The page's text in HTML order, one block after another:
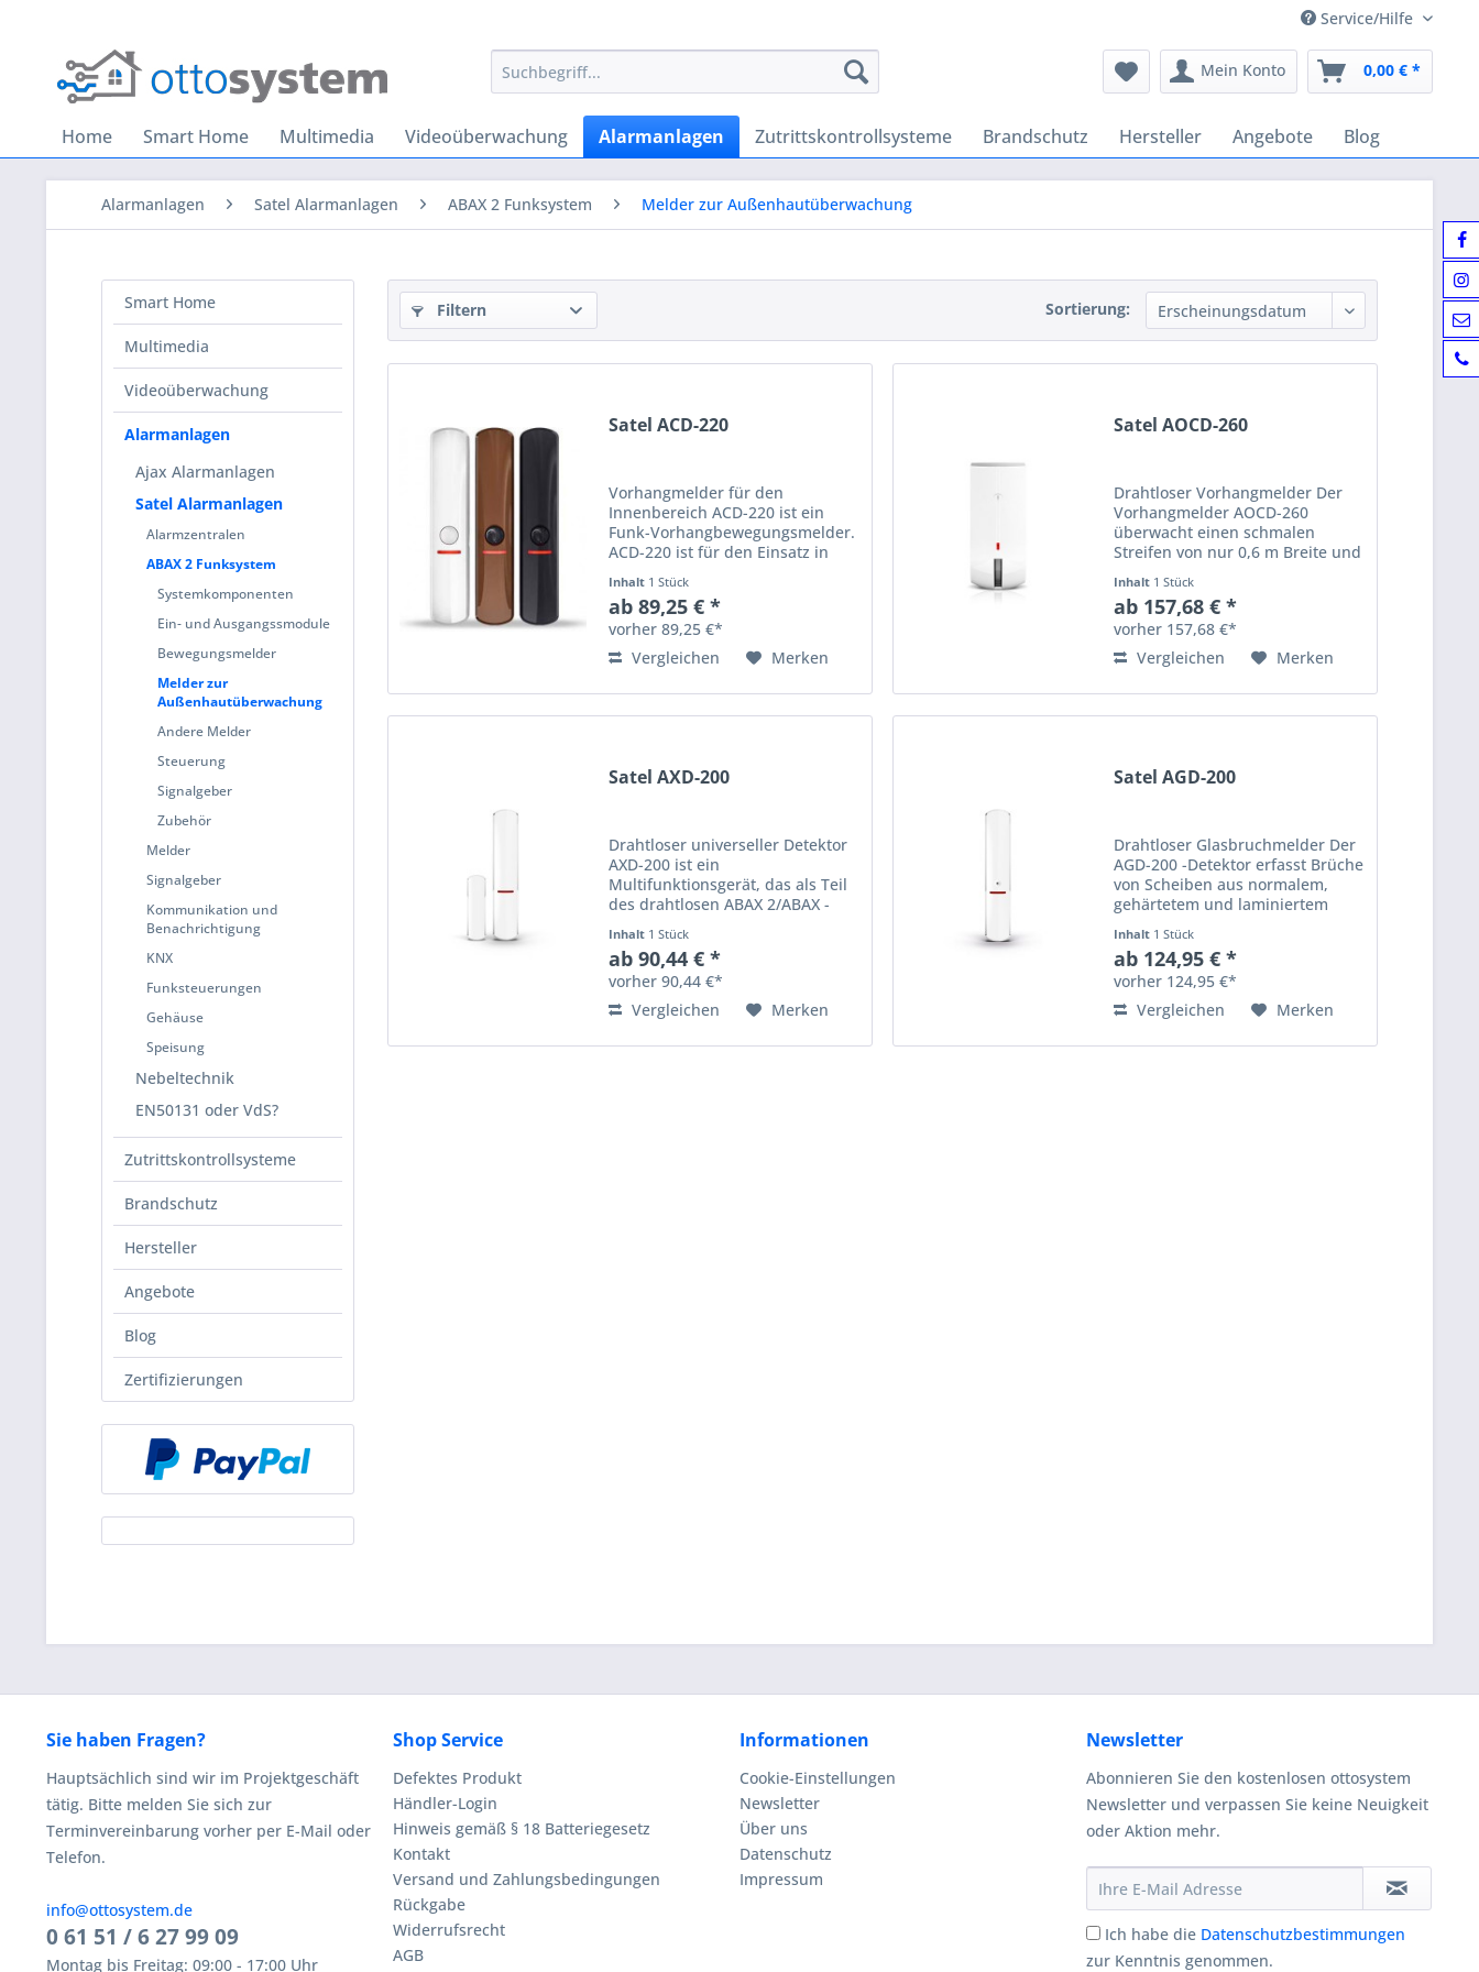
Service/Hilfe
Mein Konto 0,00 € *
Home Smart Home Multimedia Videoüberwachung Alarmanlagen Zutrittskontrollsysteme Brandschutz Hersteller Angebote Blog
Alarmanlagen Satel Alarmanlagen ABAX 2 Funksystem Melder zur Außenhautüberwachung
Smart Home
Multimedia
Videoüberwachung
Alarmanlagen
Ajax Alarmanlagen
Satel Alarmanlagen
Alarmzentralen
ABAX 2 Funksystem
Systemkomponenten
Ein- und Ausgangssmodule
Bewegungsmelder
Melder zur
Außenhautüberwachung
Andere Melder
Steuerung
Signalgeber
Zubehör
Melder
Signalgeber
Kommunikation und
Benachrichtigung
KNX
Funksteuerungen
Gehäuse
Speisung
Nebeltechnik
EN50131 oder VdS?
Zutrittskontrollsysteme
Brandschutz
Hersteller
Angebote
Blog
Zertifizierungen
Filtern Sortierung:
Satel ACD-220
Vorhangmelder für den
Innenbereich ACD-220 ist ein
Funk-Vorhangbewegungsmelder.
ACD-220 ist für den Einsatz in
Gerät wird im Rahmen des
bidirektionalen ABAX 2
Funksystems betrieben. Das
Gerät wird unterstützt...
Inhalt 1 Stück
ab 89,25 € *
vorher 89,25 €*
Vergleichen
Merken
Satel AOCD-260
Drahtloser Vorhangmelder Der
Vorhangmelder AOCD-260
überwacht einen schmalen
Streifen von nur 0,6 m Breite und
Bewegungen erkennt, wenn die
Grenze des geschützten Bereichs
überschritten wird, kann
Bestandteil...
Inhalt 1 Stück
ab 157,68 € *
vorher 157,68 €*
Vergleichen
Merken
Satel AXD-200
Drahtloser universeller Detektor
AXD-200 ist ein
Multifunktionsgerät, das als Teil
des drahtlosen ABAX 2/ABAX -
erfüllt die Anforderungen der
Norm EN 50131 Grade 2. Das
Gerät kann in einem von 7 Modi
arbeiten:...
Inhalt 1 Stück
ab 90,44 € *
vorher 90,44 €*
Vergleichen
Merken
Satel AGD-200
Drahtloser Glasbruchmelder Der
AGD-200 -Detektor erfasst Brüche
von Scheiben aus normalem,
gehärtetem und laminiertem
eine erweiterte Zweipfad-
Signalanalyse verwendet. Die
Empfindlichkeit des
eingebauten...
Inhalt 1 Stück
ab 124,95 € *
vorher 124,95 €*
Vergleichen
Merken
Sie haben Fragen?
Hauptsächlich sind wir im Projektgeschäft
tätig. Bitte melden Sie sich zur
Terminvereinbarung vorher per E-Mail oder
Telefon.
info@ottosystem.de
0 61 51 / 6 27 99 09
Montag bis Freitag: 09:00 - 17:00 Uhr
Shop Service
Defektes Produkt
Händler-Login
Hinweis gemäß § 18 Batteriegesetz
Kontakt
Versand und Zahlungsbedingungen
Rückgabe
Widerrufsrecht
AGB
Informationen
Cookie-Einstellungen
Newsletter
Über uns
Datenschutz
Impressum
Newsletter
Abonnieren Sie den kostenlosen ottosystem
Newsletter und verpassen Sie keine Neuigkeit
oder Aktion mehr.
Ich habe die Datenschutzbestimmungen
zur Kenntnis genommen.